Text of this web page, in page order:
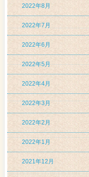
2022年8月
2022年7月
2022年6月
2022年5月
2022年4月
2022年3月
2022年2月
2022年1月
2021年12月